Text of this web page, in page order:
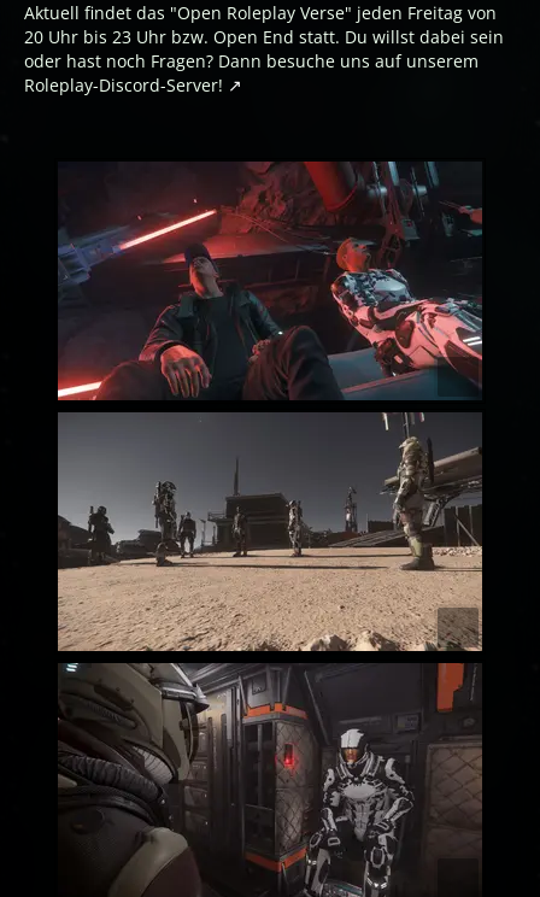
Aktuell findet das "Open Roleplay Verse" jeden Freitag von
20 Uhr bis 23 Uhr bzw. Open End statt. Du willst dabei sein
oder hast noch Fragen? Dann besuche uns auf unserem
Roleplay-Discord-Server!